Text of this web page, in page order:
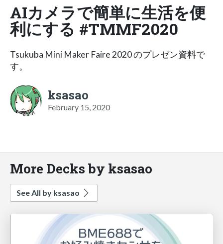
AIカメラで簡単に生活を便
利にする #TMMF2020
Tsukuba Mini Maker Faire 2020 のプレゼン資料で
す。
ksasao
February 15, 2020
More Decks by ksasao
See All by ksasao